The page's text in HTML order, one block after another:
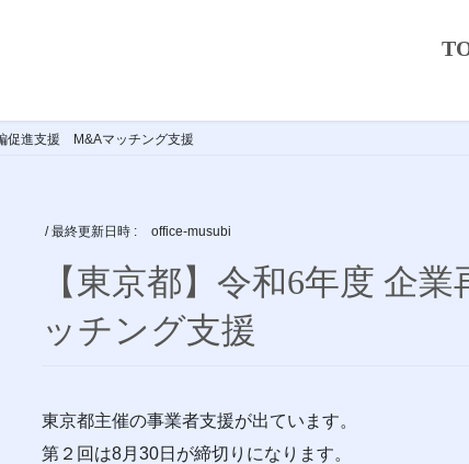
促進支援 M&Aマッチング支援
/ 最終更新日時 : office-musubi
【東京都】令和6年度 企
ッチング支援
東京都主催の事業者支援が出ています。
第２回は8月30日が締切りになります。